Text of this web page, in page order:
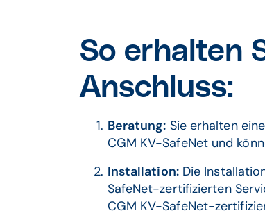
So erhalten
Anschluss:
Beratung: Sie erhalten
CGM KV-SafeNet und
Installation:Die
SafeNet-zertifizierten
CGM KV-SafeNet-